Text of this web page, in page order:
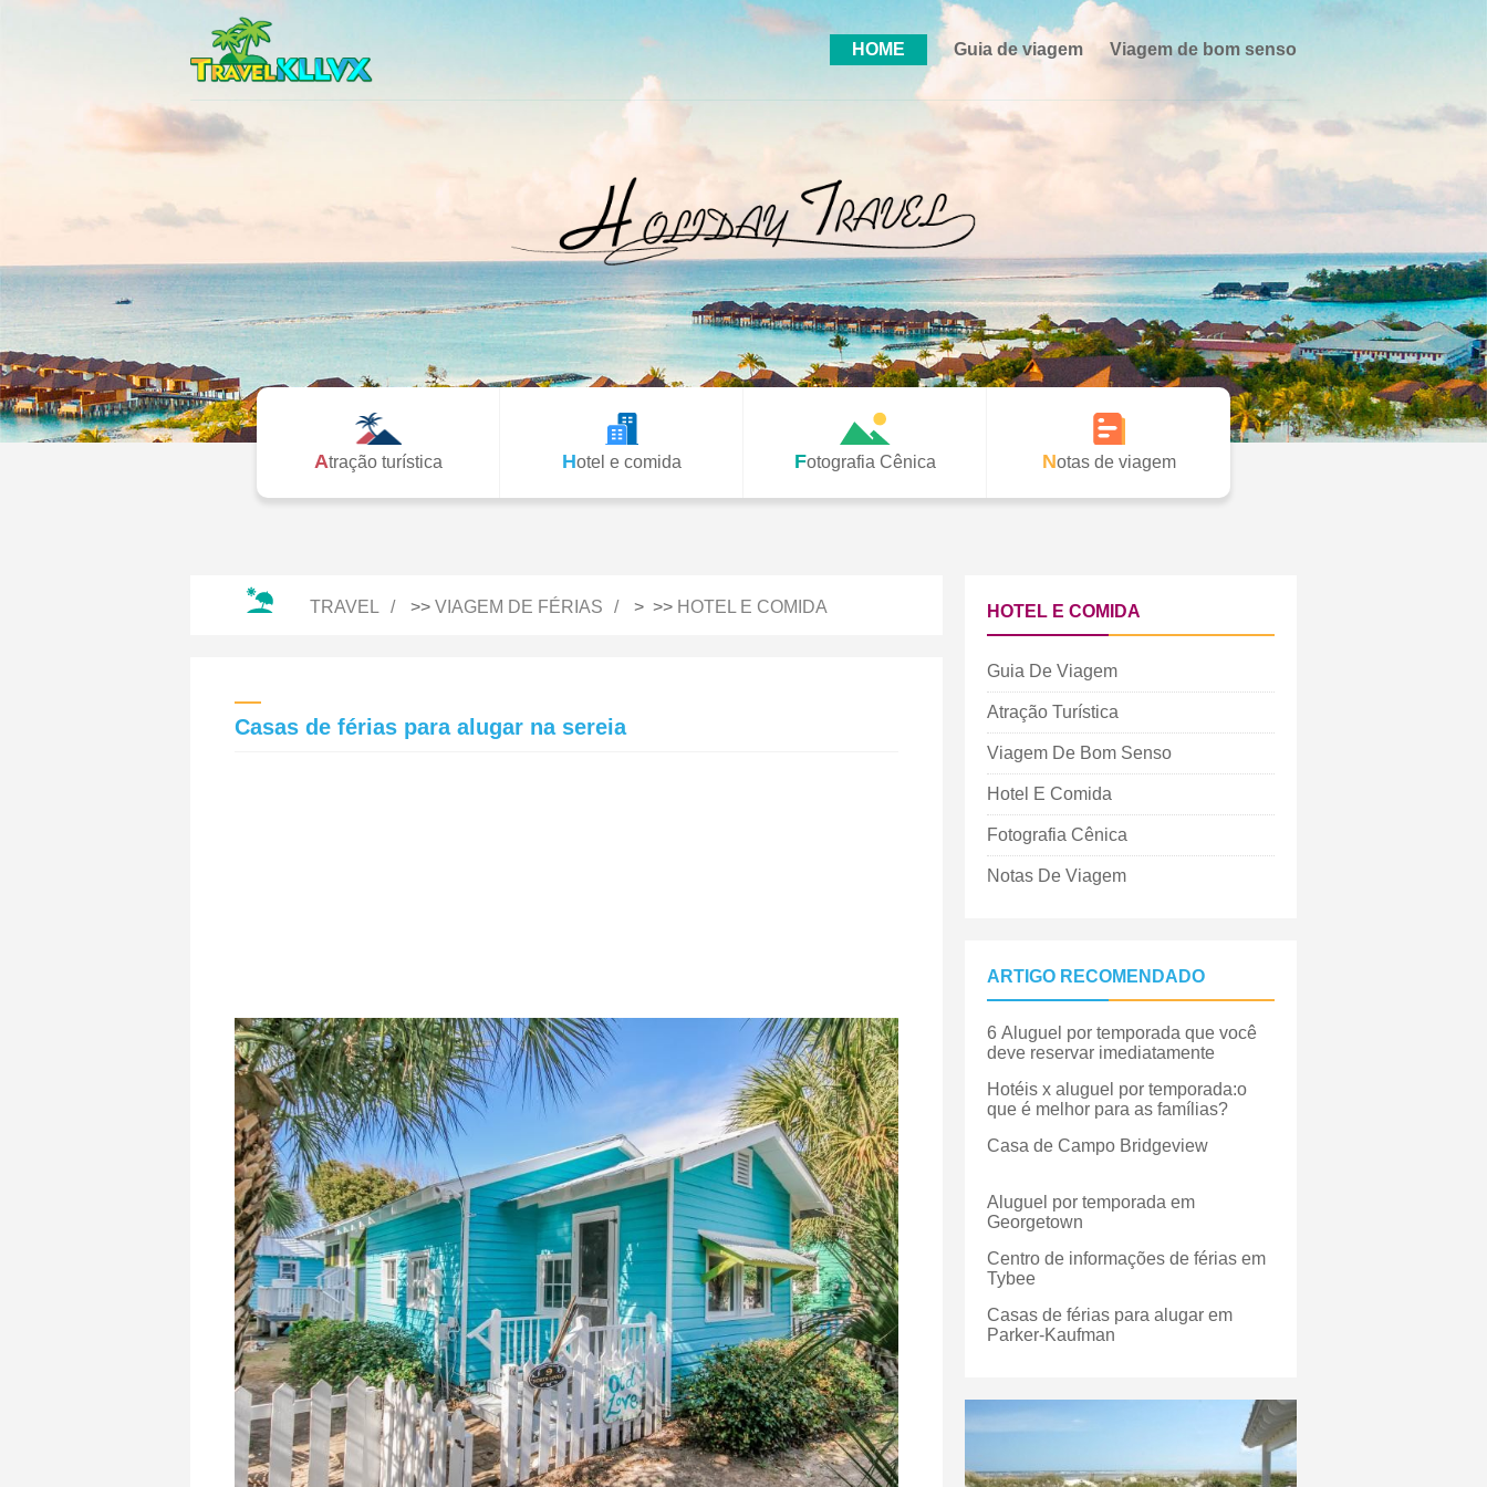
HOME Guia de viagem Viagem de bom senso
Atração turística Hotel e comida Fotografia Cênica Notas de viagem
TRAVEL >> VIAGEM DE FÉRIAS > >> HOTEL E COMIDA
Casas de férias para alugar na sereia
HOTEL E COMIDA
Guia De Viagem
Atração Turística
Viagem De Bom Senso
Hotel E Comida
Fotografia Cênica
Notas De Viagem
ARTIGO RECOMENDADO
6 Aluguel por temporada que você
deve reservar imediatamente
Hotéis x aluguel por temporada:o
que é melhor para as famílias?
Casa de Campo Bridgeview
Aluguel por temporada em
Georgetown
Centro de informações de férias em
Tybee
Casas de férias para alugar em
Parker-Kaufman